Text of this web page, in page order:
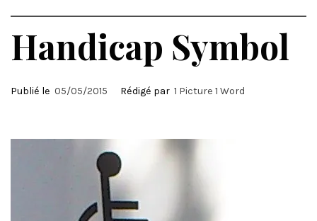
Handicap Symbol
Publié le 05/05/2015 Rédigé par 1 Picture 1 Word